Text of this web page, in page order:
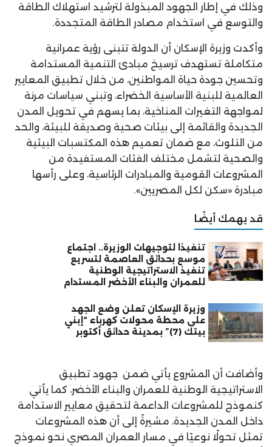
وذلك في إطار الجهود المبذولة لترشيد استهلاك الطاقة
والتوسع في استخدام مصادر الطاقة المتجددة.
وأكدت وزيرة الإسكان أن الدولة تتبنى رؤية عمرانية
متكاملة تستهدف ترسيخ مبادئ التنمية المستدامة
وتحسين جودة حياة المواطنين، من خلال تطبيق المعايير
العالمية للبنية الأساسية الخضراء، وتبني سياسات مرنة
لمواجهة التغيرات المناخية، بما يسهم في تحويل المدن
الجديدة والقائمة إلى بيئات صحية وصديقة للبيئة، والحد
من التلوث، مع ضمان تعميم هذه المكتسبات البيئية
والصحية لتشمل مختلف الفئات المستفيدة من
المشروعات القومية والمبادرات الرئاسية، وعلى رأسها
مبادرة «سكن لكل المصريين».
قد يهمك أيضًا
تنفيذاً لتوجيهات الوزيرة.. اجتماع
موسع بحدائق العاصمة لتسريع
تنفيذ الاستراتيجية الوطنية
للعمران والبناء الأخضر المستدام
وزيرة الإسكان تعلن وضع الجهد
على محطة محولات كهرباء “إبني
بيتك (7)” بمدينة حدائق أكتوبر
وأضافت أن المشروع يأتي ضمن جهود تطبيق
الاستراتيجية الوطنية للعمران والبناء الأخضر، كما يأتي
كنموذج للمشروعات الداعمة لتحقيق معايير الاستدامة
داخل المدن الجديدة، مشيرةً إلى أن هذه المشروعات
تمثل تحولًا نوعيًا في مسار العمران المصري نحو نموذج